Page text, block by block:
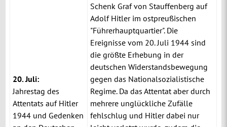
20. Juli:
Jahrestag des
Attentats auf Hitler
1944 und Gedenken
Schenk Graf von Stauffenberg auf
Adolf Hitler im ostpreußischen
"Führerhauptquartier". Die
Ereignisse vom 20. Juli 1944 sind
die größte Erhebung in der
deutschen Widerstandsbewegung
gegen das Nationalsozialistische
Regime. Da das Attentat aber durch
mehrere unglückliche Zufälle
fehlschlug und Hitler dabei nur